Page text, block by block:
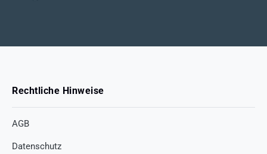
Rechtliche Hinweise
AGB
Datenschutz